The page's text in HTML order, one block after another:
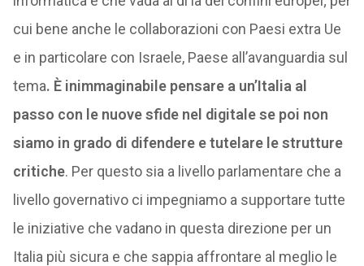
cui bene anche le collaborazioni con Paesi extra Ue
e in particolare con Israele, Paese all’avanguardia sul
tema. È inimmaginabile pensare a un’Italia al
passo con le nuove sfide nel digitale se poi non
siamo in grado di difendere e tutelare le strutture
critiche. Per questo sia a livello parlamentare che a
livello governativo ci impegniamo a supportare tutte
le iniziative che vadano in questa direzione per un
Italia più sicura e che sappia affrontare al meglio le